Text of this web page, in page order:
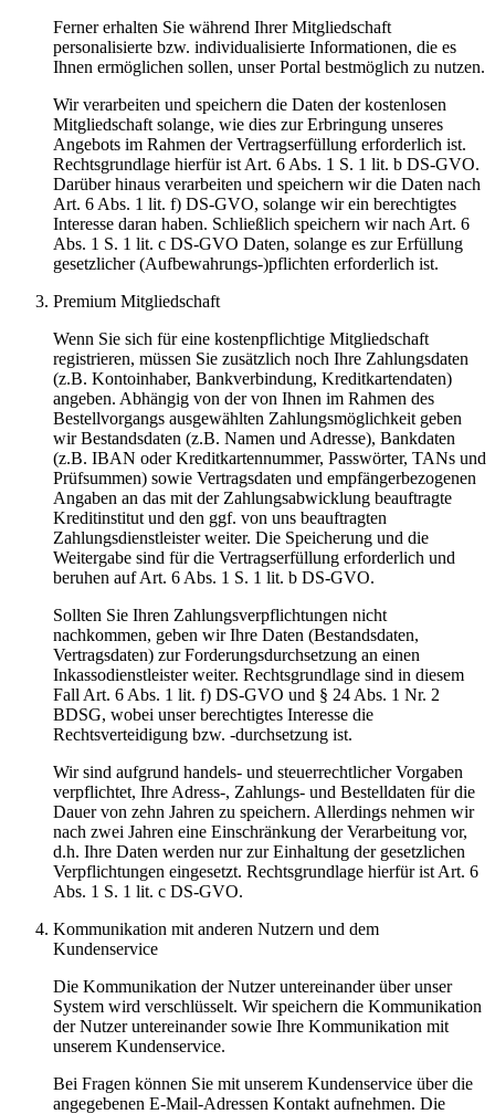
Ferner erhalten Sie während Ihrer Mitgliedschaft
personalisierte bzw. individualisierte Informationen, die es
Ihnen ermöglichen sollen, unser Portal bestmöglich zu nutzen.
Wir verarbeiten und speichern die Daten der kostenlosen
Mitgliedschaft solange, wie dies zur Erbringung unseres
Angebots im Rahmen der Vertragserfüllung erforderlich ist.
Rechtsgrundlage hierfür ist Art. 6 Abs. 1 S. 1 lit. b DS-GVO.
Darüber hinaus verarbeiten und speichern wir die Daten nach
Art. 6 Abs. 1 lit. f) DS-GVO, solange wir ein berechtigtes
Interesse daran haben. Schließlich speichern wir nach Art. 6
Abs. 1 S. 1 lit. c DS-GVO Daten, solange es zur Erfüllung
gesetzlicher (Aufbewahrungs-)pflichten erforderlich ist.
Premium Mitgliedschaft
Wenn Sie sich für eine kostenpflichtige Mitgliedschaft
registrieren, müssen Sie zusätzlich noch Ihre Zahlungsdaten
(z.B. Kontoinhaber, Bankverbindung, Kreditkartendaten)
angeben. Abhängig von der von Ihnen im Rahmen des
Bestellvorgangs ausgewählten Zahlungsmöglichkeit geben
wir Bestandsdaten (z.B. Namen und Adresse), Bankdaten
(z.B. IBAN oder Kreditkartennummer, Passwörter, TANs und
Prüfsummen) sowie Vertragsdaten und empfängerbezogenen
Angaben an das mit der Zahlungsabwicklung beauftragte
Kreditinstitut und den ggf. von uns beauftragten
Zahlungsdienstleister weiter. Die Speicherung und die
Weitergabe sind für die Vertragserfüllung erforderlich und
beruhen auf Art. 6 Abs. 1 S. 1 lit. b DS-GVO.
Sollten Sie Ihren Zahlungsverpflichtungen nicht
nachkommen, geben wir Ihre Daten (Bestandsdaten,
Vertragsdaten) zur Forderungsdurchsetzung an einen
Inkassodienstleister weiter. Rechtsgrundlage sind in diesem
Fall Art. 6 Abs. 1 lit. f) DS-GVO und § 24 Abs. 1 Nr. 2
BDSG, wobei unser berechtigtes Interesse die
Rechtsverteidigung bzw. -durchsetzung ist.
Wir sind aufgrund handels- und steuerrechtlicher Vorgaben
verpflichtet, Ihre Adress-, Zahlungs- und Bestelldaten für die
Dauer von zehn Jahren zu speichern. Allerdings nehmen wir
nach zwei Jahren eine Einschränkung der Verarbeitung vor,
d.h. Ihre Daten werden nur zur Einhaltung der gesetzlichen
Verpflichtungen eingesetzt. Rechtsgrundlage hierfür ist Art. 6
Abs. 1 S. 1 lit. c DS-GVO.
Kommunikation mit anderen Nutzern und dem
Kundenservice
Die Kommunikation der Nutzer untereinander über unser
System wird verschlüsselt. Wir speichern die Kommunikation
der Nutzer untereinander sowie Ihre Kommunikation mit
unserem Kundenservice.
Bei Fragen können Sie mit unserem Kundenservice über die
angegebenen E-Mail-Adressen Kontakt aufnehmen. Die